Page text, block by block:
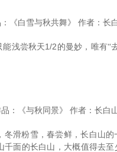
《白雪与秋共舞》 作者：长
能浅尝秋天1/2的曼妙，唯有“
：《与秋同景》 作者：长白
冬滑粉雪，春尝鲜，长白山
千面的长白山，大概值得去